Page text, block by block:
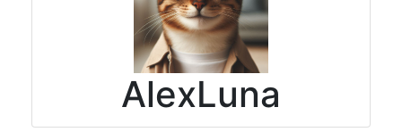
AlexLuna